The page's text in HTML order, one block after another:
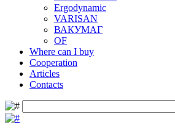
Ergodynamic
VARISAN
ВАКУМАГ
OF
Where can I buy
Cooperation
Articles
Contacts